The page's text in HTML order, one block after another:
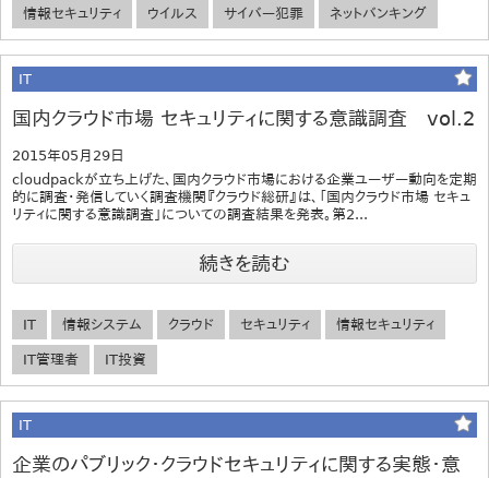
情報セキュリティ ウイルス サイバー犯罪 ネットバンキング
IT
国内クラウド市場 セキュリティに関する意識調査 vol.2
2015年05月29日
cloudpackが立ち上げた、国内クラウド市場における企業ユーザー動向を定期
的に調査・発信していく調査機関『クラウド総研』は、「国内クラウド市場 セキュ
リティに関する意識調査」についての調査結果を発表。第2...
続きを読む
IT 情報システム クラウド セキュリティ 情報セキュリティ
IT管理者 IT投資
IT
企業のパブリック・クラウドセキュリティに関する実態・意